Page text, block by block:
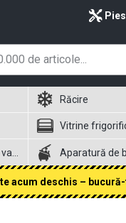
Răcire
Vitrine
Aparatură de
acum deschis –